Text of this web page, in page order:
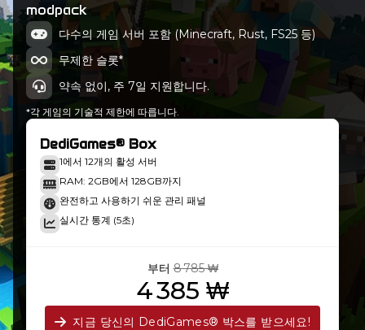
modpack
다수의 게임 서버 포함 (Minecraft, Rust, FS25 등)
무제한 슬롯*
약속 없이, 주 7일 지원합니다.
*각 게임의 기술적 제한에 따릅니다.
DediGames® Box
1에서 12개의 활성 서버
RAM: 2GB에서 128GB까지
완전하고 사용하기 쉬운 관리 패널
실시간 통계 (5초)
부터 8 785 ₩
4 385 ₩
지금 당신의 DediGames® 박스를 받으세요!